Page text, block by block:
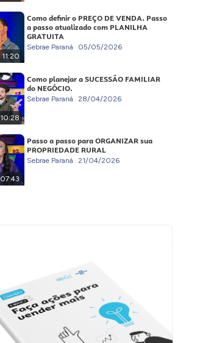
11:20
Como definir o PREÇO DE VENDA. Passo
a passo atualizado com PLANILHA
GRATUITA
Sebrae Paraná 05/05/2026
10:28
Como planejar a SUCESSÃO FAMILIAR
do NEGÓCIO.
Sebrae Paraná 28/04/2026
07:43
Passo a passo para ORGANIZAR sua
PROPRIEDADE RURAL
Sebrae Paraná 21/04/2026